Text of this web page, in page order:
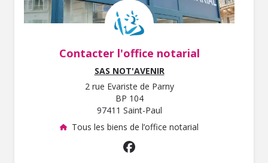
Contacter l'office notarial
SAS NOT'AVENIR
2 rue Evariste de Parny
BP 104
97411 Saint-Paul
Tous les biens de l’office notarial